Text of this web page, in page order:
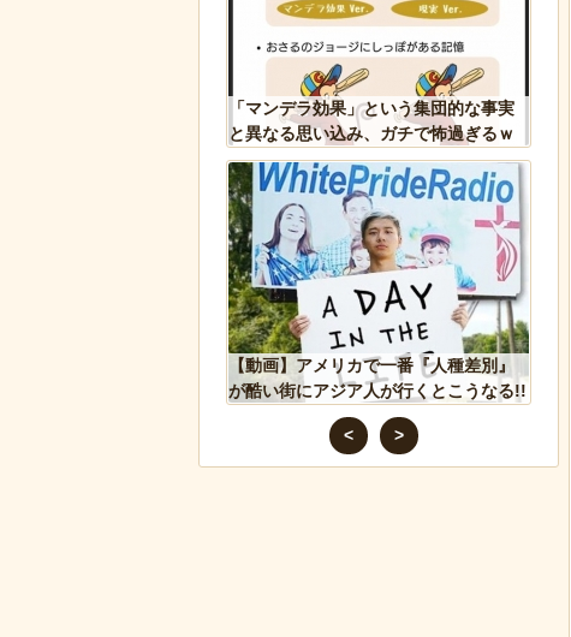
「マンデラ効果」という集団的な事実
と異なる思い込み、ガチで怖過ぎるｗ
ｗｗｗｗｗｗｗｗｗｗｗ
【動画】アメリカで一番『人種差別』
が酷い街にアジア人が行くとこうなる!!
< >